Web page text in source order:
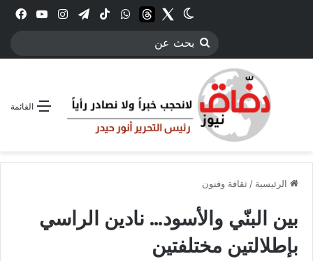
انستقرامتيلقرام‫TikTokواتسابthreadsTwitter
الوضع المظلم
بحث
القائمة
الرئيسية /ثقافة وفنون
بين البنّي والأسود… نادين الراسي
بإطلالتين مختلفتين